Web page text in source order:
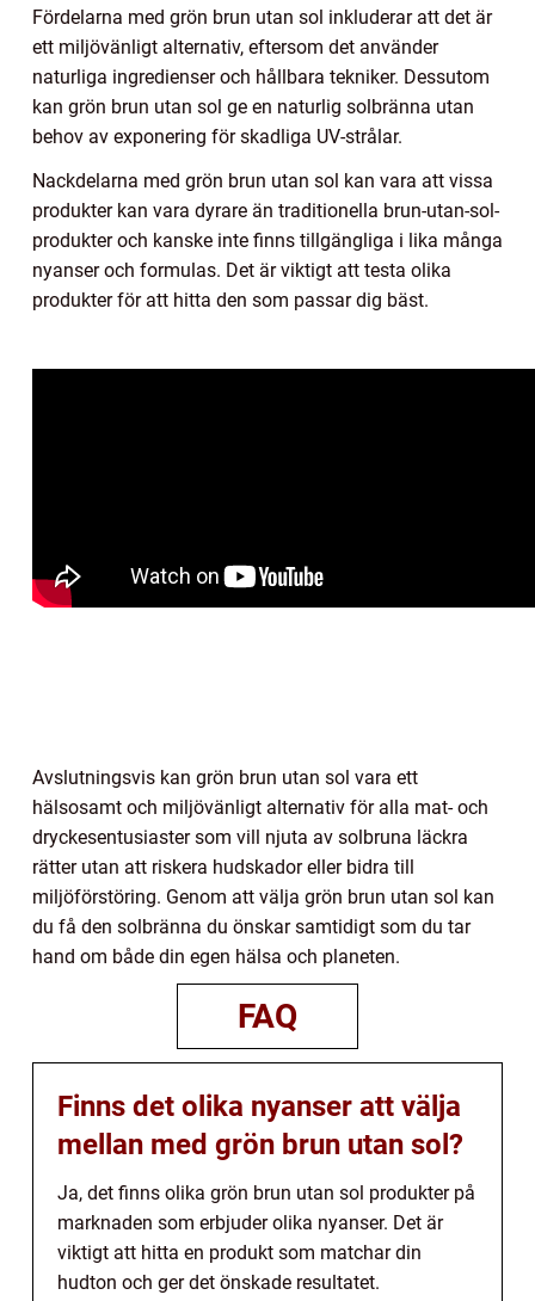
Fördelarna med grön brun utan sol inkluderar att det är
ett miljövänligt alternativ, eftersom det använder
naturliga ingredienser och hållbara tekniker. Dessutom
kan grön brun utan sol ge en naturlig solbränna utan
behov av exponering för skadliga UV-strålar.
Nackdelarna med grön brun utan sol kan vara att vissa
produkter kan vara dyrare än traditionella brun-utan-sol-
produkter och kanske inte finns tillgängliga i lika många
nyanser och formulas. Det är viktigt att testa olika
produkter för att hitta den som passar dig bäst.
Avslutningsvis kan grön brun utan sol vara ett
hälsosamt och miljövänligt alternativ för alla mat- och
dryckesentusiaster som vill njuta av solbruna läckra
rätter utan att riskera hudskador eller bidra till
miljöförstöring. Genom att välja grön brun utan sol kan
du få den solbränna du önskar samtidigt som du tar
hand om både din egen hälsa och planeten.
FAQ
Finns det olika nyanser att välja
mellan med grön brun utan sol?
Ja, det finns olika grön brun utan sol produkter på
marknaden som erbjuder olika nyanser. Det är
viktigt att hitta en produkt som matchar din
hudton och ger det önskade resultatet.